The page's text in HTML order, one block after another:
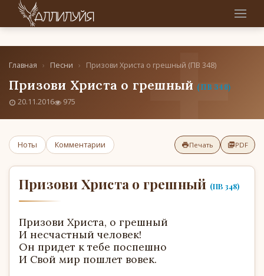
Главная › Песни › Призови Христа о грешный (ПВ 348)
Призови Христа о грешный (ПВ 348)
20.11.2016 975
Ноты Комментарии Печать PDF
Призови Христа о грешный (ПВ 348)
Призови Христа, о грешный
И несчастный человек!
Он придет к тебе поспешно
И Свой мир пошлет вовек.